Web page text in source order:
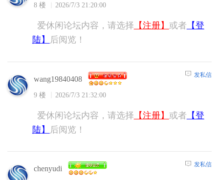
8 楼 2026/7/3 21:20:00
爱休闲论坛内容，请选择 【注册】 或者 【登
陆】
后阅览！
wang19840408
9 楼 2026/7/3 21:32:00
发私信
爱休闲论坛内容，请选择 【注册】 或者 【登
陆】
后阅览！
chenyudi 发私信